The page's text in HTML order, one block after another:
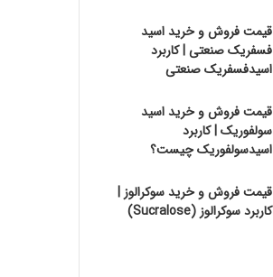
قیمت فروش و خرید اسید
فسفریک صنعتی | کاربرد
اسیدفسفریک صنعتی
قیمت فروش و خرید اسید
سولفوریک | کاربرد
اسیدسولفوریک چیست؟
قیمت فروش و خرید سوکرالوز |
کاربرد سوکرالوز (Sucralose)